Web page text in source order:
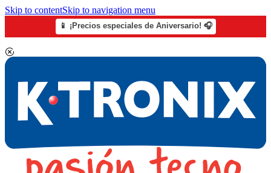
Skip to contentSkip to navigation menu
📱 ¡Precios especiales de Aniversario! 🎧